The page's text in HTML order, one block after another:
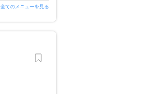
全てのメニューを見る